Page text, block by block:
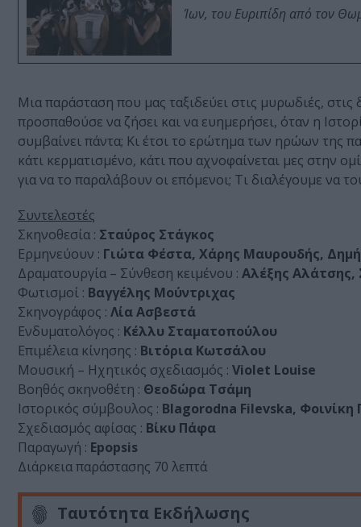
Ίων, του Ευριπίδη από τον
Μια παράσταση που μας ταξιδεύει στις μυρωδιές,
προσπαθούσε να ζήσει και να ευημερήσει, όταν η
συμβαίνει πάντα; Κι έτσι το ερώτημα των ηρώων της
κάτι κερματισμένο, κάτι που αχνοφαίνεται μες στην
για να το παραλάβουν οι επόμενοι; Τι διαλέγουμε να
Συντελεστές
Σκηνοθεσία : Σταύρος Στάγκος
Ερμηνεύουν : Γιώτα Φέστα, Χάρης Μαυρουδής,
Δραματουργία – Σύνθεση κειμένου : Αλέξης Αλάτσης,
Φωτισμοί : Βαγγέλης Μούντριχας
Σκηνογράφος : Λία Ασβεστά
Ενδυματολόγος : Κέλλυ Σταματοπούλου
Επιμέλεια κίνησης : Βιτόρια Κωτσάλου
Μουσική – Ηχητικός σχεδιασμός : Violet Louise
Βοηθός σκηνοθέτη : Θεοδώρα Τσάμη
Ιστορικός σύμβουλος : Blagorodna Filevska,
Σχεδιασμός αφίσας : Βίκυ Πάφα
Παραγωγή : Epopsis
Διάρκεια παράστασης 70 λεπτά
Ταυτότητα Εκδήλωσης